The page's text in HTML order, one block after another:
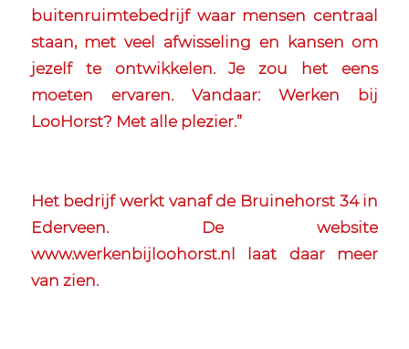
buitenruimtebedrijf waar mensen centraal
staan, met veel afwisseling en kansen om
jezelf te ontwikkelen. Je zou het eens
moeten ervaren. Vandaar: Werken bij
LooHorst? Met alle plezier.”
Het bedrijf werkt vanaf de Bruinehorst 34 in
Ederveen. De website
www.werkenbijloohorst.nl laat daar meer
van zien.